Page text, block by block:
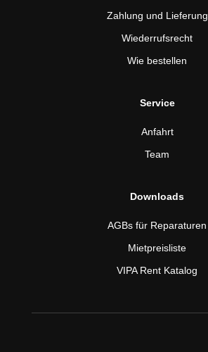
Zahlung und Lieferung
Wiederrufsrecht
Wie bestellen
Service
Anfahrt
Team
Downloads
AGBs für Reparaturen
Mietpreisliste
VIPA Rent Katalog